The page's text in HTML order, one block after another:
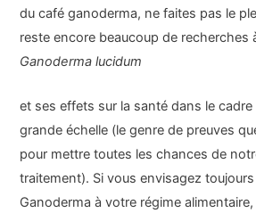
du café ganoderma, ne faites pas le
reste encore beaucoup de recherches
Ganoderma lucidum
et ses effets sur la santé dans le cadre
grande échelle (le genre de preuves
pour mettre toutes les chances de
traitement). Si vous envisagez toujours
Ganoderma à votre régime alimentaire,